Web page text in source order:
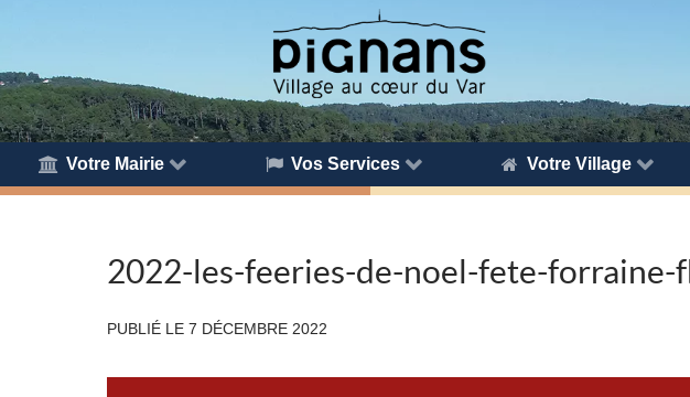
Votre Mairie Vos Services Votre Village
2022-les-feeries-de-noel-fete-forraine-
PUBLIÉ LE 7 DÉCEMBRE 2022